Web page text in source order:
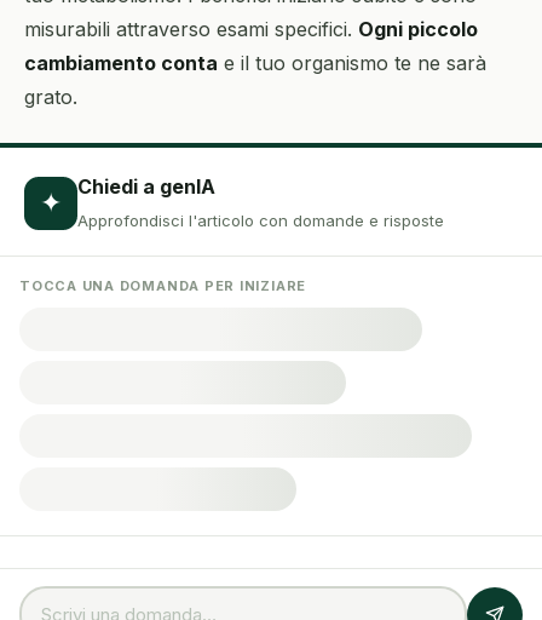
misurabili attraverso esami specifici. Ogni piccolo
cambiamento conta e il tuo organismo te ne sarà
grato.
✦ Chiedi a genIA
Approfondisci l'articolo con domande e risposte
TOCCA UNA DOMANDA PER INIZIARE